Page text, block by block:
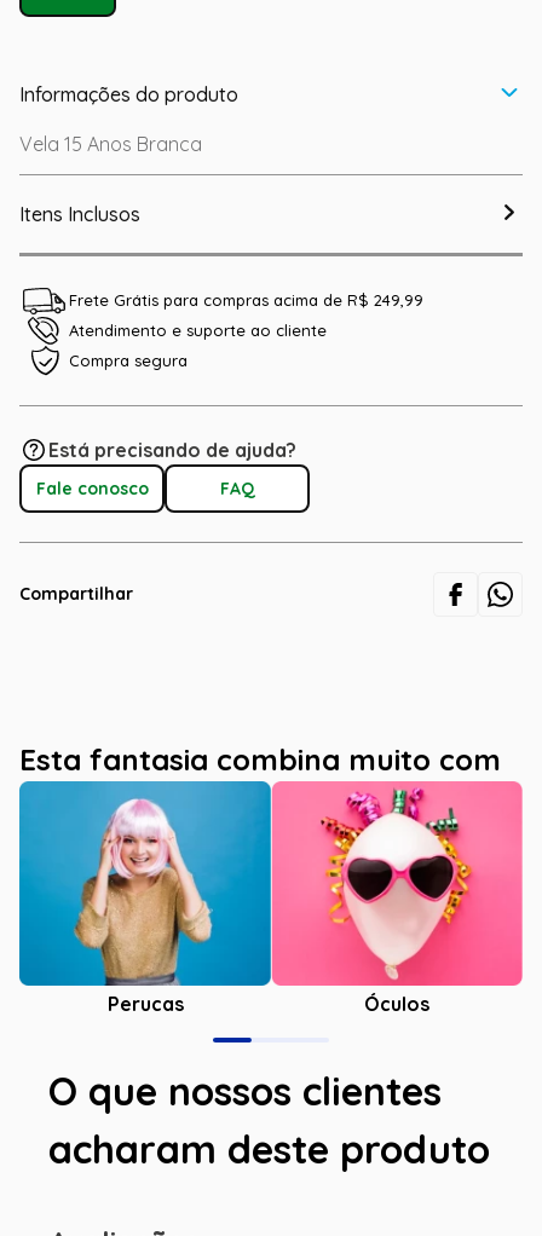
Informações do produto
Vela 15 Anos Branca
Itens Inclusos
Frete Grátis para compras acima de R$ 249,99
Atendimento e suporte ao cliente
Compra segura
Está precisando de ajuda?
Fale conosco FAQ
Compartilhar
Esta fantasia combina muito com
Perucas Óculos
O que nossos clientes
acharam deste produto